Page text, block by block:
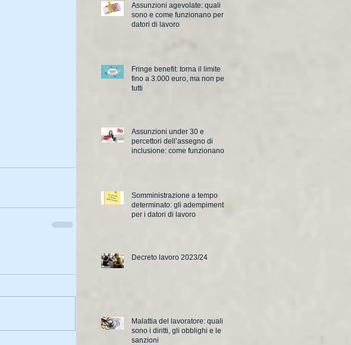
Assunzioni agevolate: quali
sono e come funzionano per i
datori di lavoro
Fringe benefit: torna il limite
fino a 3.000 euro, ma non per
tutti
Assunzioni under 30 e
percettori dell’assegno di
inclusione: come funzionano i
Somministrazione a tempo
determinato: gli adempimenti
per i datori di lavoro
Decreto lavoro 2023/24
Malattia del lavoratore: quali
sono i diritti, gli obblighi e le
sanzioni